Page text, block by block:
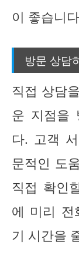
이 좋습니
방문 상담
직접 상담
운 지점을
다. 고객
문적인 도
직접 확인
에 미리 전
기 시간을